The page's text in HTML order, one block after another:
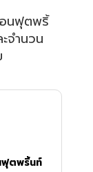
นฟุตพริ้
จำนวน
ฟุตพริ้นท์